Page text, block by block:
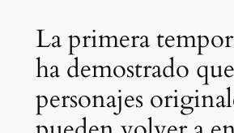
La primera
ha demostrado
personajes